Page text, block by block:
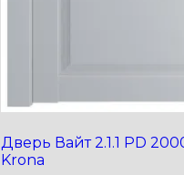
Дверь Вайт 2.1.1 PD
Krona